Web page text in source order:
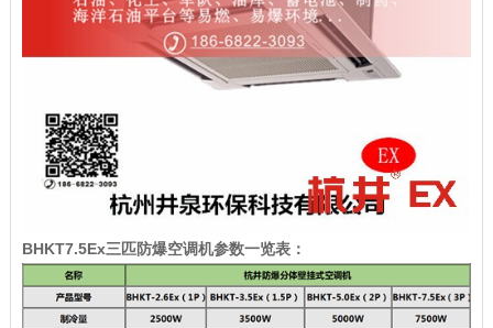
BHKT7.5Ex三匹防爆空调机参数一览表：